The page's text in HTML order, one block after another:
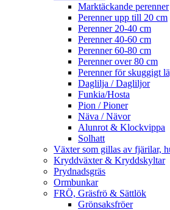
Marktäckande perenner
Perenner upp till 20 cm
Perenner 20-40 cm
Perenner 40-60 cm
Perenner 60-80 cm
Perenner over 80 cm
Perenner för skuggigt
Daglilja / Dagliljor
Funkia/Hosta
Pion / Pioner
Näva / Nävor
Alunrot & Klockvippa
Solhatt
Växter som gillas av fjärilar,
Kryddväxter & Kryddskyltar
Prydnadsgräs
Ormbunkar
FRÖ, Gräsfrö & Sättlök
Grönsaksfröer